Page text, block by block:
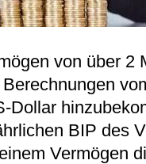
von über 2
Dollar
BIP des
Vermögen